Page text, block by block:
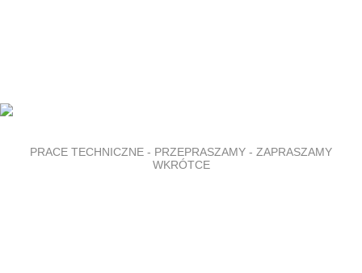
PRACE TECHNICZNE - PRZEPRASZAMY - ZAPRASZAMY
WKRÓTCE